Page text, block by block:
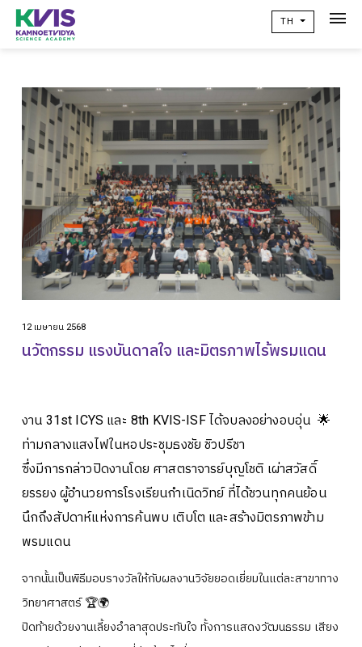
TH
เกี่ยวกับเรา
วิจัยผลสัมฤทธิ์ทางการเรียน
ข่าวสาร
เเคมปัสไลฟ์
คอมมูนิตี้
ติดต่อเรา
alumni
ปฏิทินโรงเรียน
12 เมษายน 2568
นวัตกรรม แรงบันดาลใจ และมิตรภาพไร้พรมแดน
งาน 31st ICYS และ 8th KVIS-ISF ได้จบลงอย่างอบอุ่น 🌟
ท่ามกลางแสงไฟในหอประชุมธงชัย ชิวปรีชา
ซึ่งมีการกล่าวปิดงานโดย ศาสตราจารย์บุญโชติ เผ่าสวัสดิ์
ยรรยง ผู้อำนวยการโรงเรียนกำเนิดวิทย์ ที่ได้ชวนทุกคนย้อน
นึกถึงสัปดาห์แห่งการค้นพบ เติบโต และสร้างมิตรภาพข้าม
พรมแดน
จากนั้นเป็นพิธีมอบรางวัลให้กับผลงานวิจัยยอดเยี่ยมในแต่ละสาขาทาง
วิทยาศาสตร์ 🏆🌍
ปิดท้ายด้วยงานเลี้ยงอำลาสุดประทับใจ ทั้งการแสดงวัฒนธรรม เสียง